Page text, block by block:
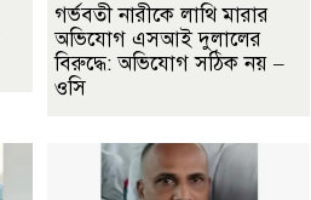
গর্ভবতী নারীকে লাথি মারার
অভিযোগ এসআই দুলালের
বিরুদ্ধে: অভিযোগ সঠিক নয় –
ওসি